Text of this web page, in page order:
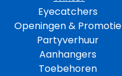
Eyecatchers
Openingen & Promotie
Partyverhuur
Aanhangers
Toebehoren